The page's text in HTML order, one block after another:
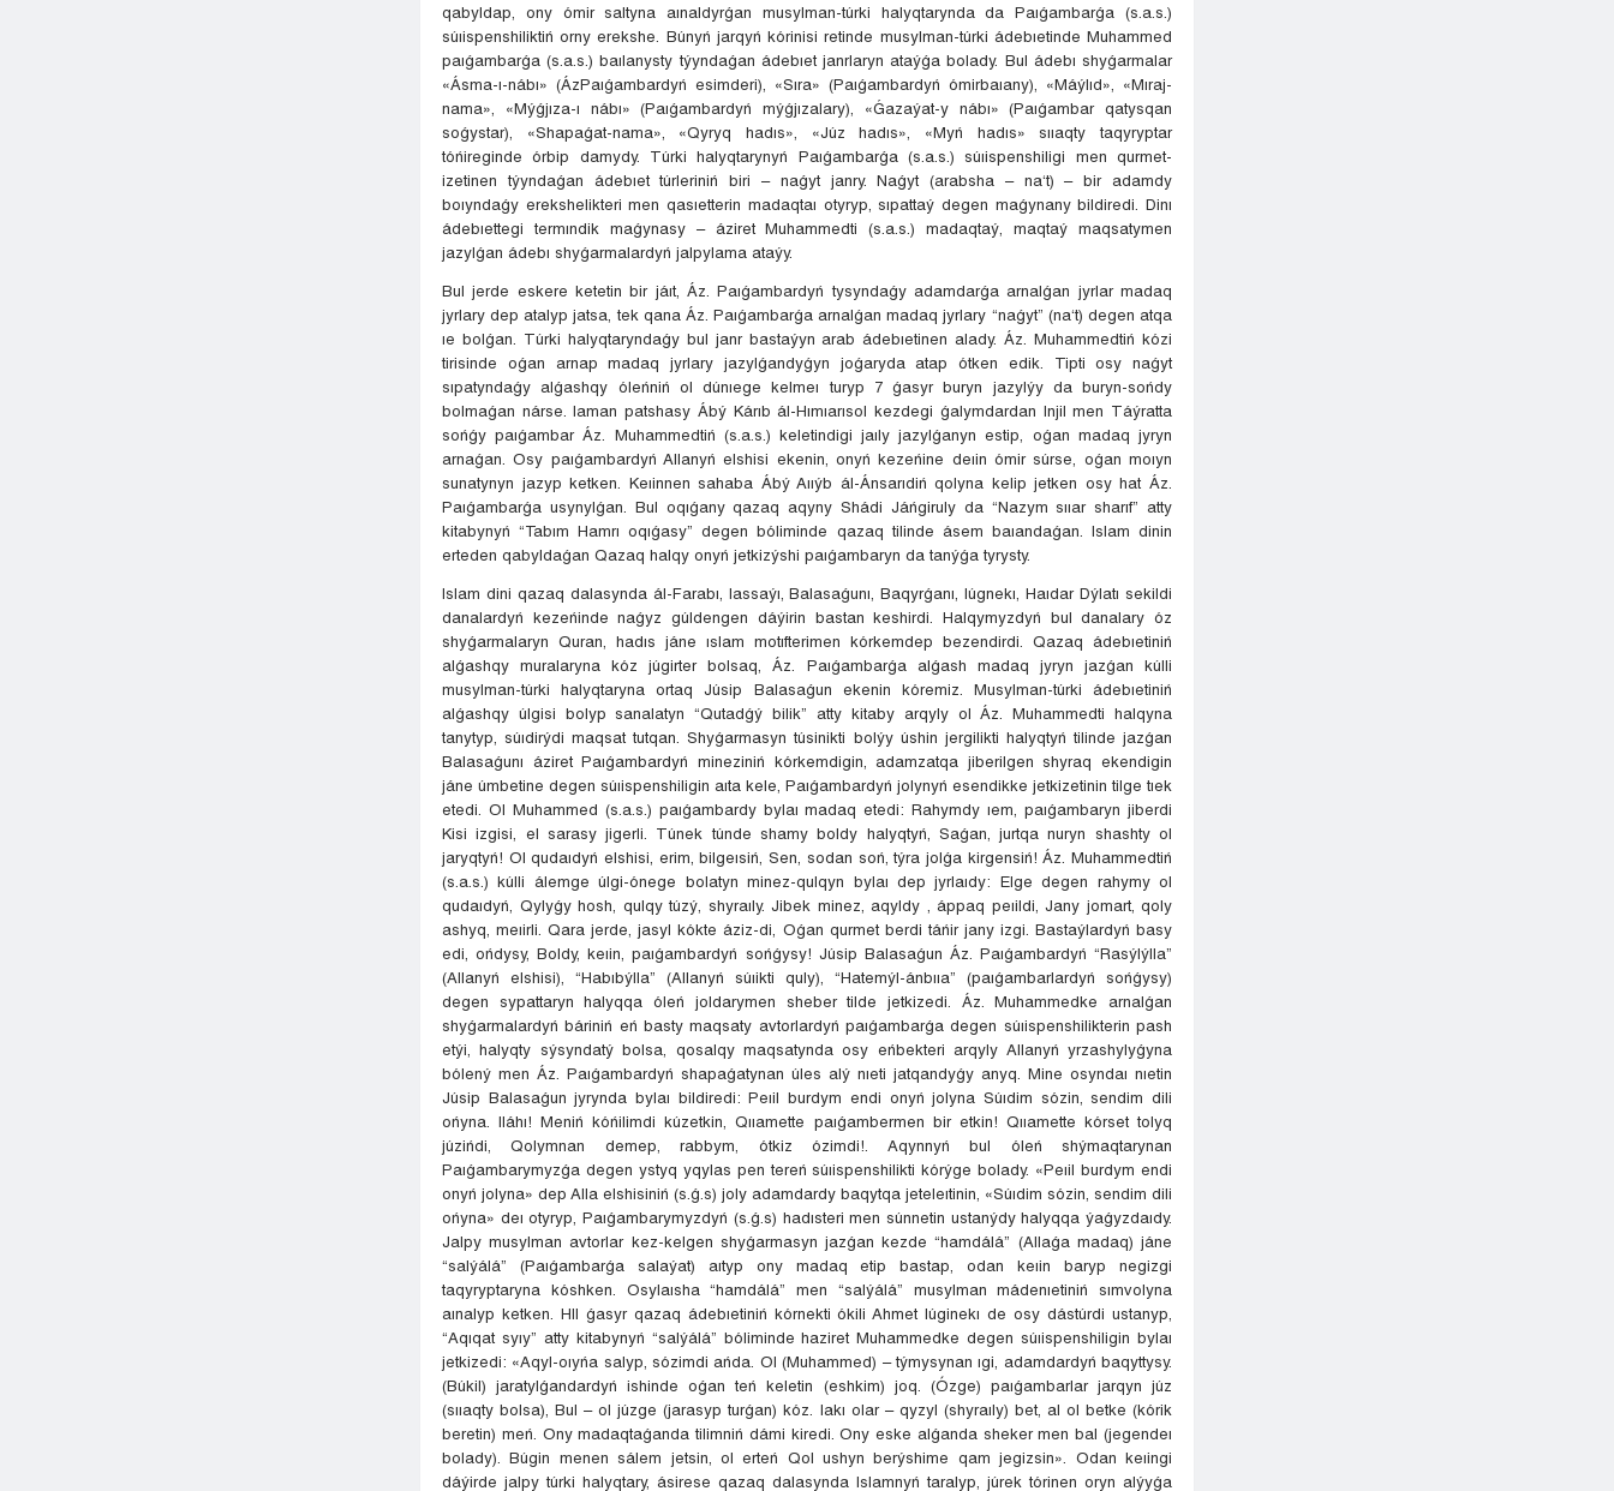
qabyldap, ony ómir saltyna aınaldyrǵan musylman-túrki halyqtarynda da Paıǵambarǵa (s.a.s.)
súıispenshiliktiń orny erekshe. Búnyń jarqyń kórinisi retinde musylman-túrki ádebıetinde Muhammed
paıǵambarǵa (s.a.s.) baılanysty týyndaǵan ádebıet janrlaryn ataýǵa bolady. Bul ádebı shyǵarmalar
«Ásma-ı-nábı» (ÁzPaıǵambardyń esimderi), «Sıra» (Paıǵambardyń ómirbaıany), «Máýlıd», «Mıraj-
nama», «Mýǵjıza-ı nábı» (Paıǵambardyń mýǵjızalary), «Ǵazaýat-y nábı» (Paıǵambar qatysqan
soǵystar), «Shapaǵat-nama», «Qyryq hadıs», «Júz hadıs», «Myń hadıs» sııaqty taqyryptar
tóńireginde órbip damydy. Túrki halyqtarynyń Paıǵambarǵa (s.a.s.) súıispenshiligi men qurmet-
izetinen týyndaǵan ádebıet túrleriniń biri – naǵyt janry. Naǵyt (arabsha – na‘t) – bir adamdy
boıyndaǵy erekshelikteri men qasıetterin madaqtaı otyryp, sıpattaý degen maǵynany bildiredi. Dinı
ádebıettegi termındik maǵynasy – áziret Muhammedti (s.a.s.) madaqtaý, maqtaý maqsatymen
jazylǵan ádebı shyǵarmalardyń jalpylama ataýy.
Bul jerde eskere ketetin bir jáıt, Áz. Paıǵambardyń tysyndaǵy adamdarǵa arnalǵan jyrlar madaq
jyrlary dep atalyp jatsa, tek qana Áz. Paıǵambarǵa arnalǵan madaq jyrlary “naǵyt” (na‘t) degen atqa
ıe bolǵan. Túrki halyqtaryndaǵy bul janr bastaýyn arab ádebıetinen alady. Áz. Muhammedtiń kózi
tirisinde oǵan arnap madaq jyrlary jazylǵandyǵyn joǵaryda atap ótken edik. Tipti osy naǵyt
sıpatyndaǵy alǵashqy óleńniń ol dúnıege kelmeı turyp 7 ǵasyr buryn jazylýy da buryn-sońdy
bolmaǵan nárse. Iaman patshasy Ábý Kárıb ál-Hımıarısol kezdegi ǵalymdardan Injil men Táýratta
sońǵy paıǵambar Áz. Muhammedtiń (s.a.s.) keletindigi jaıly jazylǵanyn estip, oǵan madaq jyryn
arnaǵan. Osy paıǵambardyń Allanyń elshisi ekenin, onyń kezeńine deıin ómir súrse, oǵan moıyn
sunatynyn jazyp ketken. Keıinnen sahaba Ábý Aııýb ál-Ánsarıdiń qolyna kelip jetken osy hat Áz.
Paıǵambarǵa usynylǵan. Bul oqıǵany qazaq aqyny Shádi Jáńgiruly da “Nazym sııar sharıf” atty
kitabynyń “Tabım Hamrı oqıǵasy” degen bóliminde qazaq tilinde ásem baıandaǵan. Islam dinin
erteden qabyldaǵan Qazaq halqy onyń jetkizýshi paıǵambaryn da tanýǵa tyrysty.
Islam dini qazaq dalasynda ál-Farabı, Iassaýı, Balasaǵunı, Baqyrǵanı, Iúgnekı, Haıdar Dýlatı sekildi
danalardyń kezeńinde naǵyz gúldengen dáýirin bastan keshirdi. Halqymyzdyń bul danalary óz
shyǵarmalaryn Quran, hadıs jáne ıslam motıfterimen kórkemdep bezendirdi. Qazaq ádebıetiniń
alǵashqy muralaryna kóz júgirter bolsaq, Áz. Paıǵambarǵa alǵash madaq jyryn jazǵan kúlli
musylman-túrki halyqtaryna ortaq Júsip Balasaǵun ekenin kóremiz. Musylman-túrki ádebıetiniń
alǵashqy úlgisi bolyp sanalatyn “Qutadǵý bilik” atty kitaby arqyly ol Áz. Muhammedti halqyna
tanytyp, súıdirýdi maqsat tutqan. Shyǵarmasyn túsinikti bolýy úshin jergilikti halyqtyń tilinde jazǵan
Balasaǵunı áziret Paıǵambardyń mineziniń kórkemdigin, adamzatqa jiberilgen shyraq ekendigin
jáne úmbetine degen súıispenshiligin aıta kele, Paıǵambardyń jolynyń esendikke jetkizetinin tilge tıek
etedi. Ol Muhammed (s.a.s.) paıǵambardy bylaı madaq etedi: Rahymdy ıem, paıǵambaryn jiberdi
Kisi izgisi, el sarasy jigerli. Túnek túnde shamy boldy halyqtyń, Saǵan, jurtqa nuryn shashty ol
jaryqtyń! Ol qudaıdyń elshisi, erim, bilgeısiń, Sen, sodan soń, týra jolǵa kirgensiń! Áz. Muhammedtiń
(s.a.s.) kúlli álemge úlgi-ónege bolatyn minez-qulqyn bylaı dep jyrlaıdy: Elge degen rahymy ol
qudaıdyń, Qylyǵy hosh, qulqy túzý, shyraıly. Jibek minez, aqyldy , áppaq peıildi, Jany jomart, qoly
ashyq, meıirli. Qara jerde, jasyl kókte áziz-di, Oǵan qurmet berdi táńir jany izgi. Bastaýlardyń basy
edi, ońdysy, Boldy, keıin, paıǵambardyń sońǵysy! Júsip Balasaǵun Áz. Paıǵambardyń “Rasýlýlla”
(Allanyń elshisi), “Habıbýlla” (Allanyń súıikti quly), “Hatemýl-ánbııa” (paıǵambarlardyń sońǵysy)
degen sypattaryn halyqqa óleń joldarymen sheber tilde jetkizedi. Áz. Muhammedke arnalǵan
shyǵarmalardyń báriniń eń basty maqsaty avtorlardyń paıǵambarǵa degen súıispenshilikterin pash
etýi, halyqty sýsyndatý bolsa, qosalqy maqsatynda osy eńbekteri arqyly Allanyń yrzashylyǵyna
bólený men Áz. Paıǵambardyń shapaǵatynan úles alý nıeti jatqandyǵy anyq. Mine osyndaı nıetin
Júsip Balasaǵun jyrynda bylaı bildiredi: Peıil burdym endi onyń jolyna Súıdim sózin, sendim dili
ońyna. Iláhı! Meniń kóńilimdi kúzetkin, Qııamette paıǵambermen bir etkin! Qııamette kórset tolyq
júzińdi, Qolymnan demep, rabbym, ótkiz ózimdi!. Aqynnyń bul óleń shýmaqtarynan
Paıǵambarymyzǵa degen ystyq yqylas pen tereń súıispenshilikti kórýge bolady. «Peıil burdym endi
onyń jolyna» dep Alla elshisiniń (s.ǵ.s) joly adamdardy baqytqa jeteleıtinin, «Súıdim sózin, sendim dili
ońyna» deı otyryp, Paıǵambarymyzdyń (s.ǵ.s) hadısteri men súnnetin ustanýdy halyqqa ýaǵyzdaıdy.
Jalpy musylman avtorlar kez-kelgen shyǵarmasyn jazǵan kezde “hamdálá” (Allaǵa madaq) jáne
“salýálá” (Paıǵambarǵa salaýat) aıtyp ony madaq etip bastap, odan keıin baryp negizgi
taqyryptaryna kóshken. Osylaısha “hamdálá” men “salýálá” musylman mádenıetiniń sımvolyna
aınalyp ketken. HII ǵasyr qazaq ádebıetiniń kórnekti ókili Ahmet Iúginekı de osy dástúrdi ustanyp,
“Aqıqat syıy” atty kitabynyń “salýálá” bóliminde haziret Muhammedke degen súıispenshiligin bylaı
jetkizedi: «Aqyl-oıyńa salyp, sózimdi ańda. Ol (Muhammed) – týmysynan ıgi, adamdardyń baqyttysy.
(Búkil) jaratylǵandardyń ishinde oǵan teń keletin (eshkim) joq. (Ózge) paıǵambarlar jarqyn júz
(sııaqty bolsa), Bul – ol júzge (jarasyp turǵan) kóz. Iakı olar – qyzyl (shyraıly) bet, al ol betke (kórik
beretin) meń. Ony madaqtaǵanda tilimniń dámi kiredi. Ony eske alǵanda sheker men bal (jegendeı
bolady). Búgin menen sálem jetsin, ol erteń Qol ushyn berýshime qam jegizsin». Odan keıingi
dáýirde jalpy túrki halyqtary, ásirese qazaq dalasynda Islamnyń taralyp, júrek tórinen oryn alýyǵa